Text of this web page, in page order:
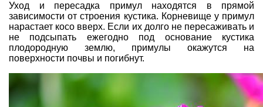
Уход и пересадка примул находятся в прямой
зависимости от строения кустика. Корневище у примул
нарастает косо вверх. Если их долго не пересаживать и
не подсыпать ежегодно под основание кустика
плодородную землю, примулы окажутся на
поверхности почвы и погибнут.